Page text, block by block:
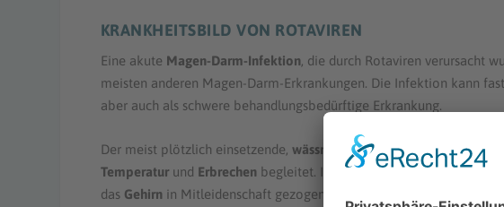
KRANKHEITSBILD VON ROTAVIREN
Eine akute Magen-Darm-Infektion, die durch Rotaviren verursacht
meisten anderen Magen-Darm-Erkrankungen. Die Infektion kann
aber auch als schwere behandlungsbedürftige Erkrankung.
Der meist plötzlich einsetzende, wässrige Durchfall wird anfangs oft
Temperatur und Erbrechen begleitet. In etwa der Hälfte der Fälle
das Gehirn in Mitleidenschaft gezogen (